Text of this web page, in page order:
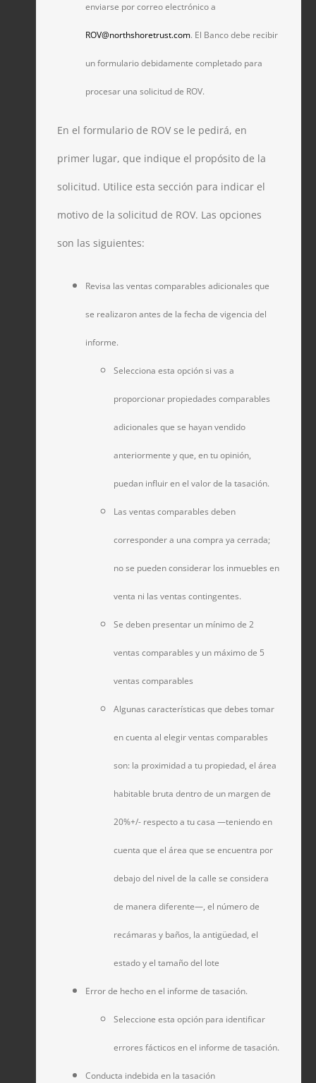
enviarse por correo electrónico a
ROV@northshoretrust.com. El Banco debe recibir
un formulario debidamente completado para
procesar una solicitud de ROV.
En el formulario de ROV se le pedirá, en
primer lugar, que indique el propósito de la
solicitud. Utilice esta sección para indicar el
motivo de la solicitud de ROV. Las opciones
son las siguientes:
Revisa las ventas comparables adicionales que
se realizaron antes de la fecha de vigencia del
informe.
Selecciona esta opción si vas a
proporcionar propiedades comparables
adicionales que se hayan vendido
anteriormente y que, en tu opinión,
puedan influir en el valor de la tasación.
Las ventas comparables deben
corresponder a una compra ya cerrada;
no se pueden considerar los inmuebles en
venta ni las ventas contingentes.
Se deben presentar un mínimo de 2
ventas comparables y un máximo de 5
ventas comparables
Algunas características que debes tomar
en cuenta al elegir ventas comparables
son: la proximidad a tu propiedad, el área
habitable bruta dentro de un margen de
20%+/- respecto a tu casa —teniendo en
cuenta que el área que se encuentra por
debajo del nivel de la calle se considera
de manera diferente—, el número de
recámaras y baños, la antigüedad, el
estado y el tamaño del lote
Error de hecho en el informe de tasación.
Seleccione esta opción para identificar
errores fácticos en el informe de tasación.
Conducta indebida en la tasación